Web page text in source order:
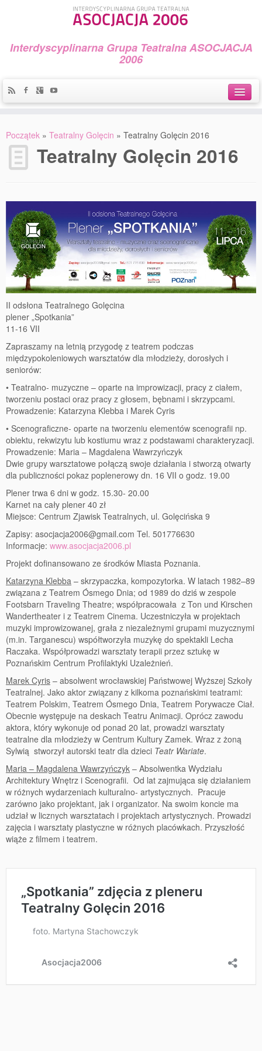
Interdyscyplinarna Grupa Teatralna ASOCJACJA
2006
Teatralny Golęcin
Galeria Jerzego Piotrowicza Pod Koroną
30 lat Galerii Sztuki w Mosinie
77 Dekad Miasta Poznania
Miłość i Morze Śródziemne – Jarkowi Maszewskiemu
Imieniny ul. Święty Marcin
Partnerzy
Początek » Teatralny Golęcin » Teatralny Golęcin 2016
Teatralny Golęcin 2016
II odsłona Teatralnego Golęcina
plener „Spotkania”
11-16 VII
Zapraszamy na letnią przygodę z teatrem podczas
międzypokoleniowych warsztatów dla młodzieży, dorosłych i
seniorów:
• Teatralno- muzyczne – oparte na improwizacji, pracy z ciałem,
tworzeniu postaci oraz pracy z głosem, bębnami i skrzypcami.
Prowadzenie: Katarzyna Klebba i Marek Cyris
• Scenograficzne- oparte na tworzeniu elementów scenografii np.
obiektu, rekwizytu lub kostiumu wraz z podstawami charakteryzacji.
Prowadzenie: Maria – Magdalena Wawrzyńczyk
Dwie grupy warsztatowe połączą swoje działania i stworzą otwarty
dla publiczności pokaz poplenerowy dn. 16 VII o godz. 19.00
Plener trwa 6 dni w godz. 15.30- 20.00
Karnet na cały plener 40 zł
Miejsce: Centrum Zjawisk Teatralnych, ul. Golęcińska 9
Zapisy: asocjacja2006@gmail.com Tel. 501776630
Informacje: www.asocjacja2006.pl
Projekt dofinansowano ze środków Miasta Poznania.
Katarzyna Klebba – skrzypaczka, kompozytorka. W latach 1982–89
związana z Teatrem Ósmego Dnia; od 1989 do dziś w zespole
Footsbarn Traveling Theatre; współpracowała z Ton und Kirschen
Wandertheater i z Teatrem Cinema. Uczestniczyła w projektach
muzyki improwizowanej, grała z niezależnymi grupami muzycznymi
(m.in. Targanescu) współtworzyła muzykę do spektakli Lecha
Raczaka. Współprowadzi warsztaty terapii przez sztukę w
Poznańskim Centrum Profilaktyki Uzależnień. ­­­­­­­­­­­­
Marek Cyris – absolwent wrocławskiej Państwowej Wyższej Szkoły
Teatralnej. Jako aktor związany z kilkoma poznańskimi teatrami:
Teatrem Polskim, Teatrem Ósmego Dnia, Teatrem Porywacze Ciał.
Obecnie występuje na deskach Teatru Animacji. Oprócz zawodu
aktora, który wykonuje od ponad 20 lat, prowadzi warsztaty
teatralne dla młodzieży w Centrum Kultury Zamek. Wraz z żoną
Sylwią stworzył autorski teatr dla dzieci Teatr Wariate. ­­­­
Maria – Magdalena Wawrzyńczyk – Absolwentka Wydziału
Architektury Wnętrz i Scenografii. Od lat zajmująca się działaniem
w różnych wydarzeniach kulturalno- artystycznych. Pracuje
zarówno jako projektant, jak i organizator. Na swoim koncie ma
udział w licznych warsztatach i projektach artystycznych. Prowadzi
zajęcia i warsztaty plastyczne w różnych placówkach. Przyszłość
wiąże z filmem i teatrem.